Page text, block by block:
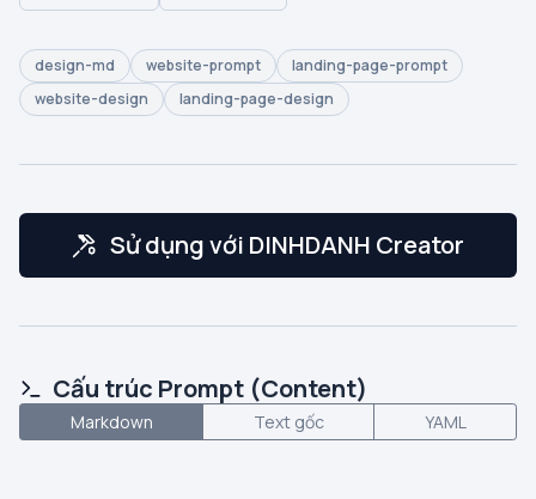
design-md website-prompt
landing-page-prompt
website-design
landing-page-design
Sử dụng với DINHDANH Creator
Cấu trúc Prompt (Content)
Markdown Text gốc YAML